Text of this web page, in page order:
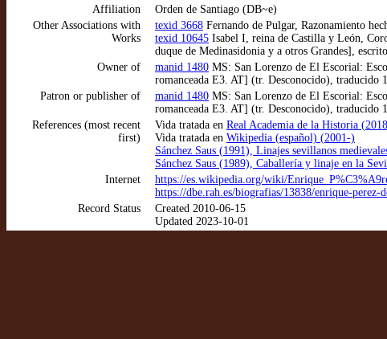
Affiliation
Orden de Santiago (DB~e)
Other Associations with
Works
texid 3668 Fernando de Pulgar, Razonamiento
texid 10645 Isabel I, reina de Castilla y León,
duque de Medinasidonia y a otros Grandes],
Owner of
manid 1480 MS: San Lorenzo de El Escorial:
romanceada E3. AT] (tr. Desconocido), traducido
Patron or publisher of
manid 1480 MS: San Lorenzo de El Escorial:
romanceada E3. AT] (tr. Desconocido), traducido
References (most recent
first)
Vida tratada en Real Academia de la Historia
Vida tratada en Wikipedia (español) (2001-)
Sánchez Saus (1991), Linajes sevillanos
Sánchez Saus (1989), Caballería y linaje en la
Internet
https://es.wikipedia.org/wiki/
https://dbe.rah.es/biografias/13838/enrique-perez-
Record Status
Created 2010-06-15
Updated 2023-10-01